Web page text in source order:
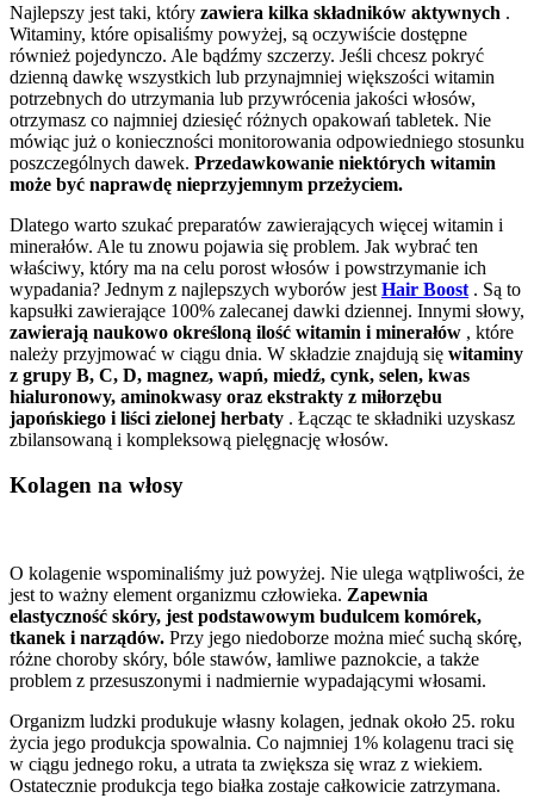
Najlepszy jest taki, który zawiera kilka składników aktywnych .
Witaminy, które opisaliśmy powyżej, są oczywiście dostępne
również pojedynczo. Ale bądźmy szczerzy. Jeśli chcesz pokryć
dzienną dawkę wszystkich lub przynajmniej większości witamin
potrzebnych do utrzymania lub przywrócenia jakości włosów,
otrzymasz co najmniej dziesięć różnych opakowań tabletek. Nie
mówiąc już o konieczności monitorowania odpowiedniego stosunku
poszczególnych dawek. Przedawkowanie niektórych witamin
może być naprawdę nieprzyjemnym przeżyciem.
Dlatego warto szukać preparatów zawierających więcej witamin i
minerałów. Ale tu znowu pojawia się problem. Jak wybrać ten
właściwy, który ma na celu porost włosów i powstrzymanie ich
wypadania? Jednym z najlepszych wyborów jest Hair Boost . Są to
kapsułki zawierające 100% zalecanej dawki dziennej. Innymi słowy,
zawierają naukowo określoną ilość witamin i minerałów , które
należy przyjmować w ciągu dnia. W składzie znajdują się witaminy
z grupy B, C, D, magnez, wapń, miedź, cynk, selen, kwas
hialuronowy, aminokwasy oraz ekstrakty z miłorzębu
japońskiego i liści zielonej herbaty . Łącząc te składniki uzyskasz
zbilansowaną i kompleksową pielęgnację włosów.
Kolagen na włosy
O kolagenie wspominaliśmy już powyżej. Nie ulega wątpliwości, że
jest to ważny element organizmu człowieka. Zapewnia
elastyczność skóry, jest podstawowym budulcem komórek,
tkanek i narządów. Przy jego niedoborze można mieć suchą skórę,
różne choroby skóry, bóle stawów, łamliwe paznokcie, a także
problem z przesuszonymi i nadmiernie wypadającymi włosami.
Organizm ludzki produkuje własny kolagen, jednak około 25. roku
życia jego produkcja spowalnia. Co najmniej 1% kolagenu traci się
w ciągu jednego roku, a utrata ta zwiększa się wraz z wiekiem.
Ostatecznie produkcja tego białka zostaje całkowicie zatrzymana.